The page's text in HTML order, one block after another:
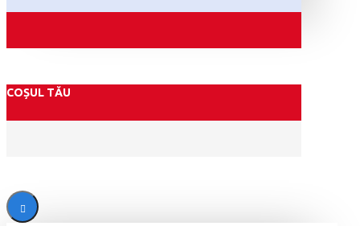
COȘUL TĂU